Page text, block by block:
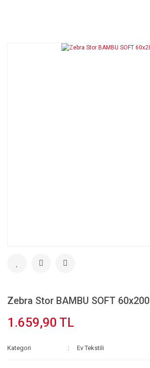
Zebra Stor BAMBU SOFT 60x200
1.659,90 TL
Kategori Ev Tekstili